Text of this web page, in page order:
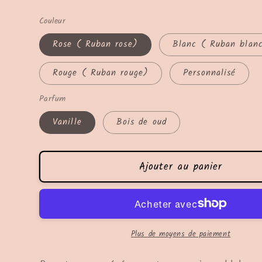
Couleur
Rose ( Ruban rose) Blanc ( Ruban
Rouge ( Ruban rouge) Personnalisé
Parfum
Vanille Bois de oud
Ajouter au panier
Plus de moyens de paiement